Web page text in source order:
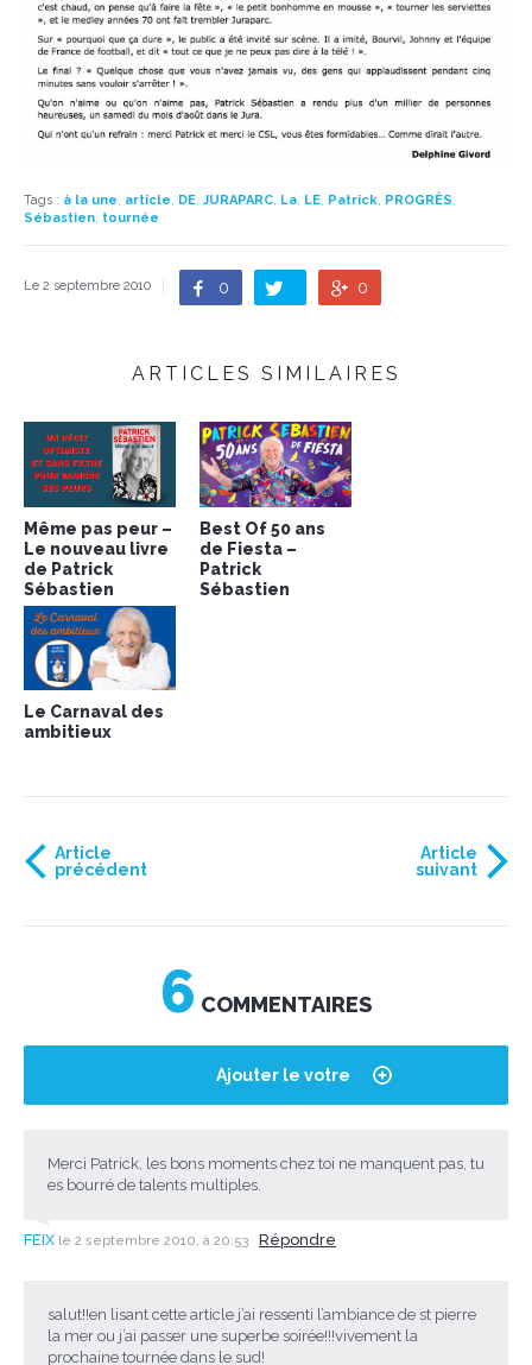
Tags : à la une, article, DE, JURAPARC, La, LE, Patrick, PROGRÈS,
Sébastien, tournée
Le 2 septembre 2010 0 0
ARTICLES SIMILAIRES
Même pas peur –
Le nouveau livre
de Patrick
Sébastien
Best Of 50 ans
de Fiesta –
Patrick
Sébastien
Le Carnaval des
ambitieux
Article
précédent
Article
suivant
Ajouter le votre
6 COMMENTAIRES
Merci Patrick, les bons moments chez toi ne manquent pas, tu
es bourré de talents multiples.
FEIX le 2 septembre 2010, à 20:53 Répondre
salut!!en lisant cette article j’ai ressenti l’ambiance de st pierre
la mer ou j’ai passer une superbe soirée!!!vivement la
prochaine tournée dans le sud!